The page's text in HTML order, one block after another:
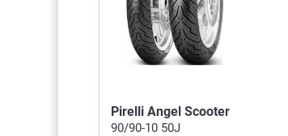
Pirelli Angel Scooter
90/90-10 50J